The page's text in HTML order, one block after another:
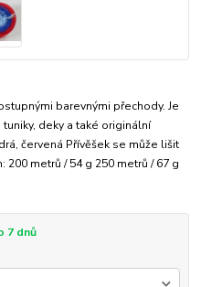
barevnými přechody. Je
tuniky, deky a také originální
červená Přívěšek se může lišit
metrů / 54 g 250 metrů / 67 g
7 dnů